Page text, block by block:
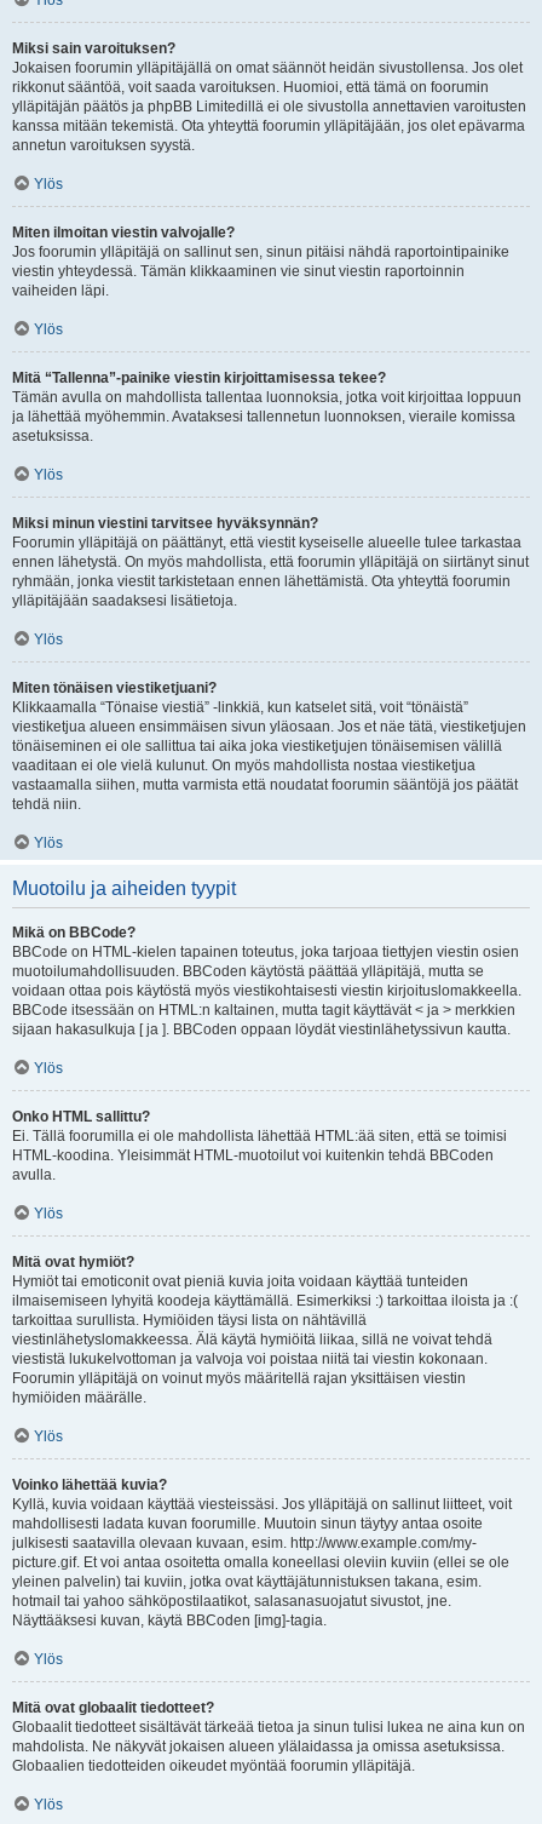
Miksi sain varoituksen?
Jokaisen foorumin ylläpitäjällä on omat säännöt heidän sivustollensa. Jos olet
rikkonut sääntöä, voit saada varoituksen. Huomioi, että tämä on foorumin
ylläpitäjän päätös ja phpBB Limitedillä ei ole sivustolla annettavien varoitusten
kanssa mitään tekemistä. Ota yhteyttä foorumin ylläpitäjään, jos olet epävarma
annetun varoituksen syystä.
Ylös
Miten ilmoitan viestin valvojalle?
Jos foorumin ylläpitäjä on sallinut sen, sinun pitäisi nähdä raportointipainike
viestin yhteydessä. Tämän klikkaaminen vie sinut viestin raportoinnin
vaiheiden läpi.
Ylös
Mitä “Tallenna”-painike viestin kirjoittamisessa tekee?
Tämän avulla on mahdollista tallentaa luonnoksia, jotka voit kirjoittaa loppuun
ja lähettää myöhemmin. Avataksesi tallennetun luonnoksen, vieraile komissa
asetuksissa.
Ylös
Miksi minun viestini tarvitsee hyväksynnän?
Foorumin ylläpitäjä on päättänyt, että viestit kyseiselle alueelle tulee tarkastaa
ennen lähetystä. On myös mahdollista, että foorumin ylläpitäjä on siirtänyt sinut
ryhmään, jonka viestit tarkistetaan ennen lähettämistä. Ota yhteyttä foorumin
ylläpitäjään saadaksesi lisätietoja.
Ylös
Miten tönäisen viestiketjuani?
Klikkaamalla “Tönaise viestiä” -linkkiä, kun katselet sitä, voit “tönäistä”
viestiketjua alueen ensimmäisen sivun yläosaan. Jos et näe tätä, viestiketjujen
tönäiseminen ei ole sallittua tai aika joka viestiketjujen tönäisemisen välillä
vaaditaan ei ole vielä kulunut. On myös mahdollista nostaa viestiketjua
vastaamalla siihen, mutta varmista että noudatat foorumin sääntöjä jos päätät
tehdä niin.
Ylös
Muotoilu ja aiheiden tyypit
Mikä on BBCode?
BBCode on HTML-kielen tapainen toteutus, joka tarjoaa tiettyjen viestin osien
muotoilumahdollisuuden. BBCoden käytöstä päättää ylläpitäjä, mutta se
voidaan ottaa pois käytöstä myös viestikohtaisesti viestin kirjoituslomakkeella.
BBCode itsessään on HTML:n kaltainen, mutta tagit käyttävät < ja > merkkien
sijaan hakasulkuja [ ja ]. BBCoden oppaan löydät viestinlähetyssivun kautta.
Ylös
Onko HTML sallittu?
Ei. Tällä foorumilla ei ole mahdollista lähettää HTML:ää siten, että se toimisi
HTML-koodina. Yleisimmät HTML-muotoilut voi kuitenkin tehdä BBCoden
avulla.
Ylös
Mitä ovat hymiöt?
Hymiöt tai emoticonit ovat pieniä kuvia joita voidaan käyttää tunteiden
ilmaisemiseen lyhyitä koodeja käyttämällä. Esimerkiksi :) tarkoittaa iloista ja :(
tarkoittaa surullista. Hymiöiden täysi lista on nähtävillä
viestinlähetyslomakkeessa. Älä käytä hymiöitä liikaa, sillä ne voivat tehdä
viestistä lukukelvottoman ja valvoja voi poistaa niitä tai viestin kokonaan.
Foorumin ylläpitäjä on voinut myös määritellä rajan yksittäisen viestin
hymiöiden määrälle.
Ylös
Voinko lähettää kuvia?
Kyllä, kuvia voidaan käyttää viesteissäsi. Jos ylläpitäjä on sallinut liitteet, voit
mahdollisesti ladata kuvan foorumille. Muutoin sinun täytyy antaa osoite
julkisesti saatavilla olevaan kuvaan, esim. http://www.example.com/my-
picture.gif. Et voi antaa osoitetta omalla koneellasi oleviin kuviin (ellei se ole
yleinen palvelin) tai kuviin, jotka ovat käyttäjätunnistuksen takana, esim.
hotmail tai yahoo sähköpostilaatikot, salasanasuojatut sivustot, jne.
Näyttääksesi kuvan, käytä BBCoden [img]-tagia.
Ylös
Mitä ovat globaalit tiedotteet?
Globaalit tiedotteet sisältävät tärkeää tietoa ja sinun tulisi lukea ne aina kun on
mahdolista. Ne näkyvät jokaisen alueen ylälaidassa ja omissa asetuksissa.
Globaalien tiedotteiden oikeudet myöntää foorumin ylläpitäjä.
Ylös